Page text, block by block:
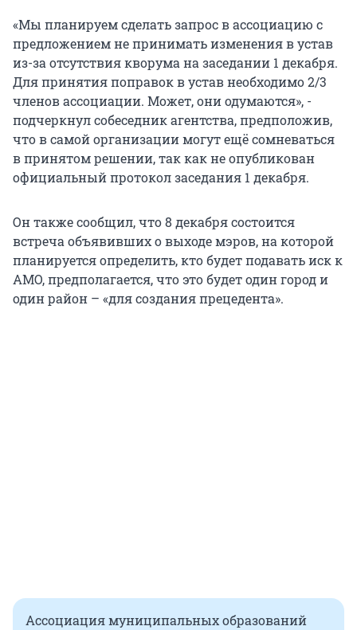
«Мы планируем сделать запрос в ассоциацию с
предложением не принимать изменения в устав
из-за отсутствия кворума на заседании 1 декабря.
Для принятия поправок в устав необходимо 2/3
членов ассоциации. Может, они одумаются», -
подчеркнул собеседник агентства, предположив,
что в самой организации могут ещё сомневаться
в принятом решении, так как не опубликован
официальный протокол заседания 1 декабря.
Он также сообщил, что 8 декабря состоится
встреча объявивших о выходе мэров, на которой
планируется определить, кто будет подавать иск к
АМО, предполагается, что это будет один город и
один район – «для создания прецедента».
Ассоциация муниципальных образований